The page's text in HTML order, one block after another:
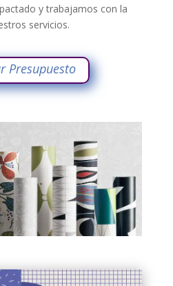
y trabajamos con la
servicios.
Presupuesto